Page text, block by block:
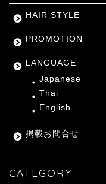
HAIR STYLE
PROMOTION
LANGUAGE
Japanese
Thai
English
掲載お問合せ
CATEGORY